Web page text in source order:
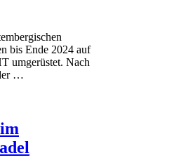
bis Ende 2024 auf
umgerüstet. Nach
…